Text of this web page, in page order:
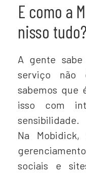
E como a
nisso tudo?
A gente
serviço não
sabemos que
isso com
sensibilidade.
Na
sociais e